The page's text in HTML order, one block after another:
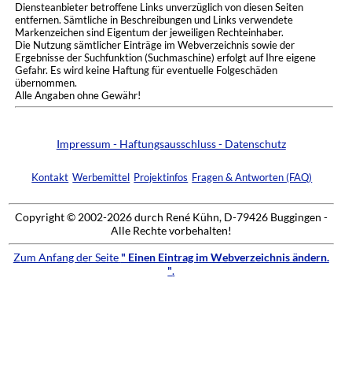
Diensteanbieter betroffene Links unverzüglich von diesen Seiten
entfernen. Sämtliche in Beschreibungen und Links verwendete
Markenzeichen sind Eigentum der jeweiligen Rechteinhaber.
Die Nutzung sämtlicher Einträge im Webverzeichnis sowie der
Ergebnisse der Suchfunktion (Suchmaschine) erfolgt auf Ihre eigene
Gefahr. Es wird keine Haftung für eventuelle Folgeschäden
übernommen.
Alle Angaben ohne Gewähr!
Impressum - Haftungsausschluss - Datenschutz
Kontakt Werbemittel Projektinfos Fragen & Antworten (FAQ)
Copyright © 2002-2026 durch René Kühn, D-79426 Buggingen -
Alle Rechte vorbehalten!
Zum Anfang der Seite " Einen Eintrag im Webverzeichnis ändern.
".